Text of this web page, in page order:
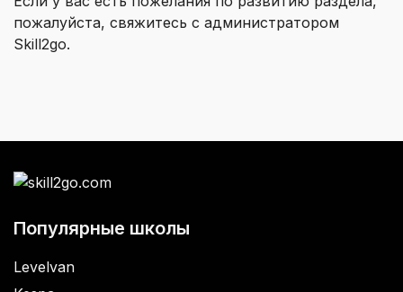
пожалуйста, свяжитесь с администратором
Skill2go.
Популярные школы
Levelvan